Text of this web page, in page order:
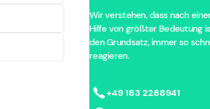
Wir verstehen, dass nach
Hilfe von größter Bedeutung
den Grundsatz, immer so
reagieren.
+49 163 2288941